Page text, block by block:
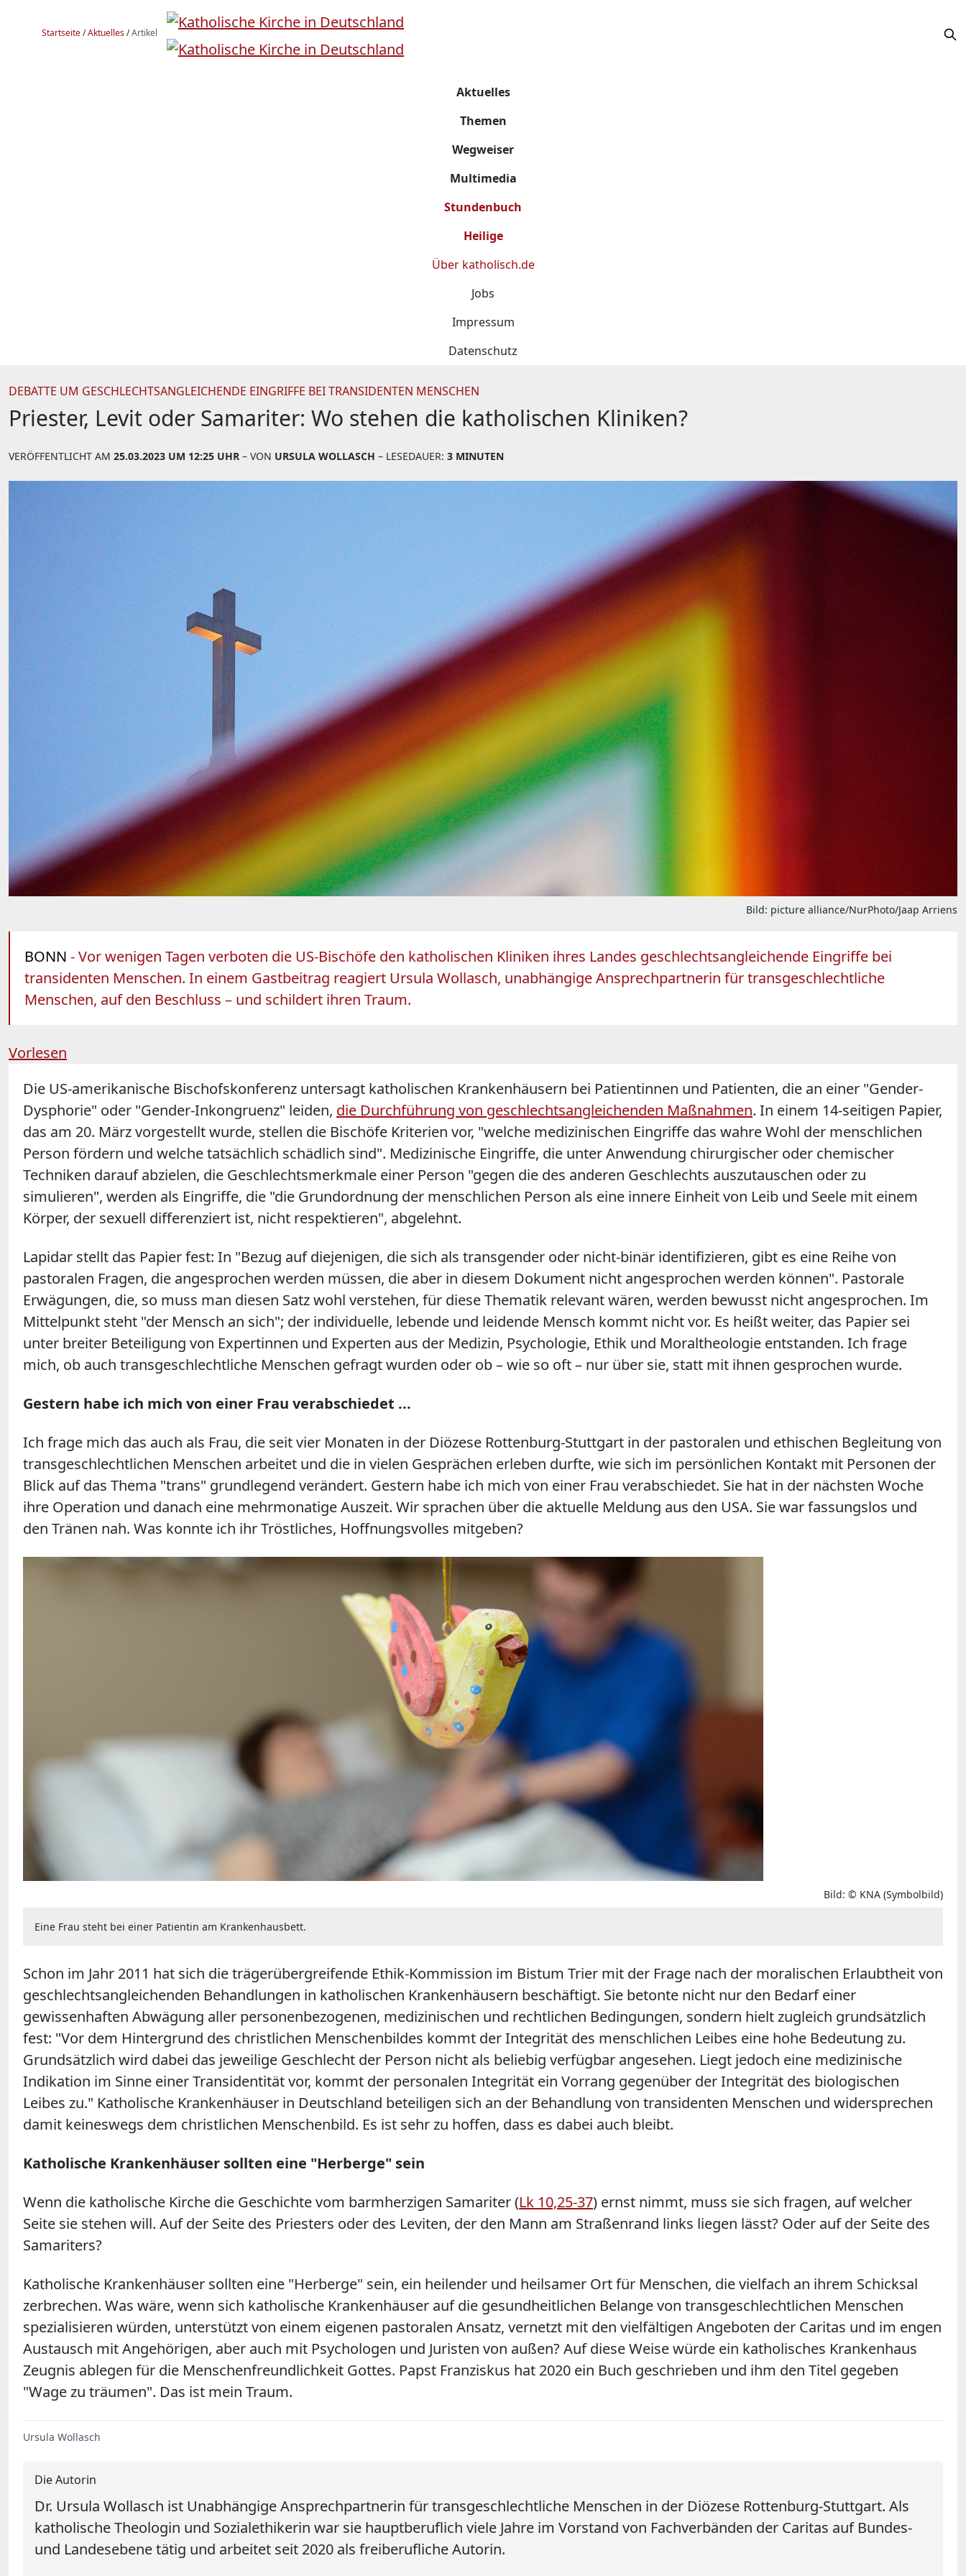
Startseite/Aktuelles/Artikel
Aktuelles
Themen
Wegweiser
Multimedia
Stundenbuch
Heilige
Über katholisch.de
Jobs
Impressum
Datenschutz
DEBATTE UM GESCHLECHTSANGLEICHENDE EINGRIFFE BEI TRANSIDENTEN MENSCHEN
Priester, Levit oder Samariter: Wo stehen die katholischen Kliniken?
VERÖFFENTLICHT AM 25.03.2023 UM 12:25 UHR – VON URSULA WOLLASCH – LESEDAUER: 3 MINUTEN
Bild: picture alliance/NurPhoto/Jaap Arriens
BONN - Vor wenigen Tagen verboten die US-Bischöfe den katholischen Kliniken ihres Landes geschlechtsangleichende Eingriffe bei
transidenten Menschen. In einem Gastbeitrag reagiert Ursula Wollasch, unabhängige Ansprechpartnerin für transgeschlechtliche
Menschen, auf den Beschluss – und schildert ihren Traum.
Vorlesen
Die US-amerikanische Bischofskonferenz untersagt katholischen Krankenhäusern bei Patientinnen und Patienten, die an einer "Gender-
Dysphorie" oder "Gender-Inkongruenz" leiden, die Durchführung von geschlechtsangleichenden Maßnahmen. In einem 14-seitigen Papier,
das am 20. März vorgestellt wurde, stellen die Bischöfe Kriterien vor, "welche medizinischen Eingriffe das wahre Wohl der menschlichen
Person fördern und welche tatsächlich schädlich sind". Medizinische Eingriffe, die unter Anwendung chirurgischer oder chemischer
Techniken darauf abzielen, die Geschlechtsmerkmale einer Person "gegen die des anderen Geschlechts auszutauschen oder zu
simulieren", werden als Eingriffe, die "die Grundordnung der menschlichen Person als eine innere Einheit von Leib und Seele mit einem
Körper, der sexuell differenziert ist, nicht respektieren", abgelehnt.
Lapidar stellt das Papier fest: In "Bezug auf diejenigen, die sich als transgender oder nicht-binär identifizieren, gibt es eine Reihe von
pastoralen Fragen, die angesprochen werden müssen, die aber in diesem Dokument nicht angesprochen werden können". Pastorale
Erwägungen, die, so muss man diesen Satz wohl verstehen, für diese Thematik relevant wären, werden bewusst nicht angesprochen. Im
Mittelpunkt steht "der Mensch an sich"; der individuelle, lebende und leidende Mensch kommt nicht vor. Es heißt weiter, das Papier sei
unter breiter Beteiligung von Expertinnen und Experten aus der Medizin, Psychologie, Ethik und Moraltheologie entstanden. Ich frage
mich, ob auch transgeschlechtliche Menschen gefragt wurden oder ob – wie so oft – nur über sie, statt mit ihnen gesprochen wurde.
Gestern habe ich mich von einer Frau verabschiedet ...
Ich frage mich das auch als Frau, die seit vier Monaten in der Diözese Rottenburg-Stuttgart in der pastoralen und ethischen Begleitung von
transgeschlechtlichen Menschen arbeitet und die in vielen Gesprächen erleben durfte, wie sich im persönlichen Kontakt mit Personen der
Blick auf das Thema "trans" grundlegend verändert. Gestern habe ich mich von einer Frau verabschiedet. Sie hat in der nächsten Woche
ihre Operation und danach eine mehrmonatige Auszeit. Wir sprachen über die aktuelle Meldung aus den USA. Sie war fassungslos und
den Tränen nah. Was konnte ich ihr Tröstliches, Hoffnungsvolles mitgeben?
Bild: © KNA (Symbolbild)
Eine Frau steht bei einer Patientin am Krankenhausbett.
Schon im Jahr 2011 hat sich die trägerübergreifende Ethik-Kommission im Bistum Trier mit der Frage nach der moralischen Erlaubtheit von
geschlechtsangleichenden Behandlungen in katholischen Krankenhäusern beschäftigt. Sie betonte nicht nur den Bedarf einer
gewissenhaften Abwägung aller personenbezogenen, medizinischen und rechtlichen Bedingungen, sondern hielt zugleich grundsätzlich
fest: "Vor dem Hintergrund des christlichen Menschenbildes kommt der Integrität des menschlichen Leibes eine hohe Bedeutung zu.
Grundsätzlich wird dabei das jeweilige Geschlecht der Person nicht als beliebig verfügbar angesehen. Liegt jedoch eine medizinische
Indikation im Sinne einer Transidentität vor, kommt der personalen Integrität ein Vorrang gegenüber der Integrität des biologischen
Leibes zu." Katholische Krankenhäuser in Deutschland beteiligen sich an der Behandlung von transidenten Menschen und widersprechen
damit keineswegs dem christlichen Menschenbild. Es ist sehr zu hoffen, dass es dabei auch bleibt.
Katholische Krankenhäuser sollten eine "Herberge" sein
Wenn die katholische Kirche die Geschichte vom barmherzigen Samariter (Lk 10,25-37) ernst nimmt, muss sie sich fragen, auf welcher
Seite sie stehen will. Auf der Seite des Priesters oder des Leviten, der den Mann am Straßenrand links liegen lässt? Oder auf der Seite des
Samariters?
Katholische Krankenhäuser sollten eine "Herberge" sein, ein heilender und heilsamer Ort für Menschen, die vielfach an ihrem Schicksal
zerbrechen. Was wäre, wenn sich katholische Krankenhäuser auf die gesundheitlichen Belange von transgeschlechtlichen Menschen
spezialisieren würden, unterstützt von einem eigenen pastoralen Ansatz, vernetzt mit den vielfältigen Angeboten der Caritas und im engen
Austausch mit Angehörigen, aber auch mit Psychologen und Juristen von außen? Auf diese Weise würde ein katholisches Krankenhaus
Zeugnis ablegen für die Menschenfreundlichkeit Gottes. Papst Franziskus hat 2020 ein Buch geschrieben und ihm den Titel gegeben
"Wage zu träumen". Das ist mein Traum.
Ursula Wollasch
Die Autorin
Dr. Ursula Wollasch ist Unabhängige Ansprechpartnerin für transgeschlechtliche Menschen in der Diözese Rottenburg-Stuttgart. Als
katholische Theologin und Sozialethikerin war sie hauptberuflich viele Jahre im Vorstand von Fachverbänden der Caritas auf Bundes-
und Landesebene tätig und arbeitet seit 2020 als freiberufliche Autorin.